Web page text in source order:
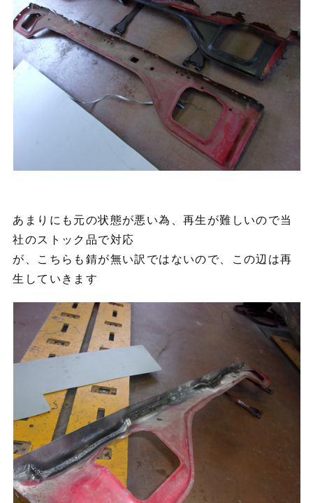
あまりにも元の状態が悪い為、再生が難しいので当
社のストック品で対応
が、こちらも錆が無い訳ではないので、この辺は再
生していきます